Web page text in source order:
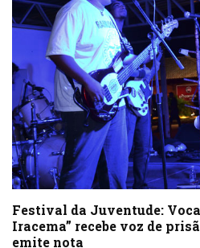
Festival da Juventude:
Iracema” recebe voz de
emite nota